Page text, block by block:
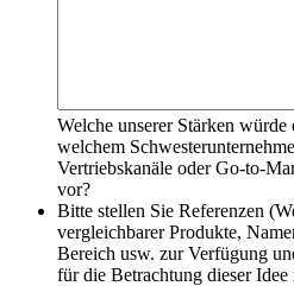
Welche unserer Stärken würde
welchem
Vertriebskanäle oder Go-to-
vor?
Bitte stellen Sie Referenzen
vergleichbarer Produkte,
Bereich usw. zur Verfügung
für die Betrachtung dieser Idee